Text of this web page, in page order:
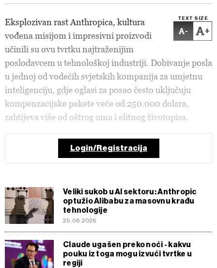
TEXT SIZE
- +
Eksplozivan rast Anthropica, kultura
vođena misijom i impresivni proizvodi
učinili su ovu tvrtku najtraženijim
poslodavcem u tehnološkoj industriji. Dobivanje posla
u jednoj od vodećih svjetskih kompanija za umjetnu
inteligenciju, gdje oglasi za posao često uključuju
kompenzacijske pakete veće od 250.000 dolara,
zahtijeva više od oštrog uma i elitnog životopisa.
Login/Registracija
Veliki sukob u AI sektoru: Anthropic
optužio Alibabu za masovnu krađu
tehnologije
25.06.2026
Claude ugašen preko noći - kakvu
pouku iz toga mogu izvući tvrtke u
regiji